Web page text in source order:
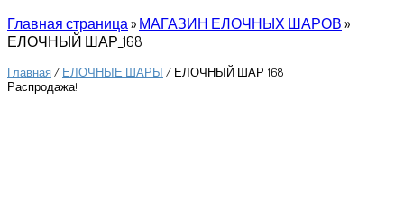
Главная страница» МАГАЗИН ЕЛОЧНЫХ ШАРОВ »
ЕЛОЧНЫЙ ШАР_168
Главная/ ЕЛОЧНЫЕ ШАРЫ / ЕЛОЧНЫЙ ШАР_168
Распродажа!